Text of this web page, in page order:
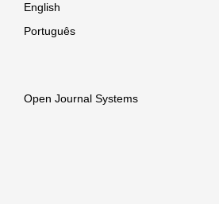
English
Português
Open Journal Systems